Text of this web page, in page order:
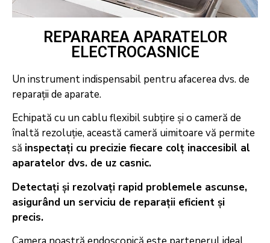
REPARAREA APARATELOR
ELECTROCASNICE
Un instrument indispensabil pentru afacerea dvs. de
reparații de aparate.
Echipată cu un cablu flexibil subțire și o cameră de
înaltă rezoluție, această cameră uimitoare vă permite
să inspectați cu precizie fiecare colț inaccesibil al
aparatelor dvs. de uz casnic.
Detectați și rezolvați rapid problemele ascunse,
asigurând un serviciu de reparații eficient și
precis.